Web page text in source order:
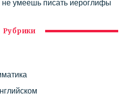
не умеешь писать иероглифы
Рубрики